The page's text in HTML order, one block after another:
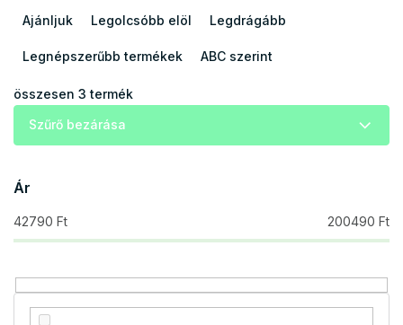
e
m
k
e
n
d
e
é
s
Ajánljuk Legolcsóbb elöl Legdrágább
Legnépszerűbb termékek ABC szerint
összesen 3 termék
Szűrő bezárása
Ár
42790 Ft 200490 Ft